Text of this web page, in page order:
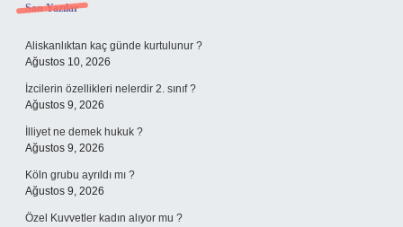
Sidebar
Son Yazılar
Aliskanlıktan kaç günde kurtulunur ?
Ağustos 10, 2026
İzcilerin özellikleri nelerdir 2. sınıf ?
Ağustos 9, 2026
İlliyet ne demek hukuk ?
Ağustos 9, 2026
Köln grubu ayrıldı mı ?
Ağustos 9, 2026
Özel Kuvvetler kadın alıyor mu ?